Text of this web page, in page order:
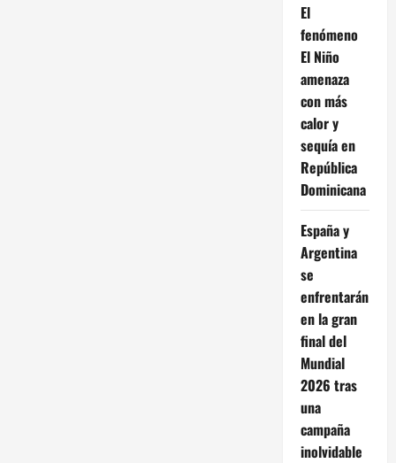
El
fenómeno
El Niño
amenaza
con más
calor y
sequía en
República
Dominicana
España y
Argentina
se
enfrentarán
en la gran
final del
Mundial
2026 tras
una
campaña
inolvidable